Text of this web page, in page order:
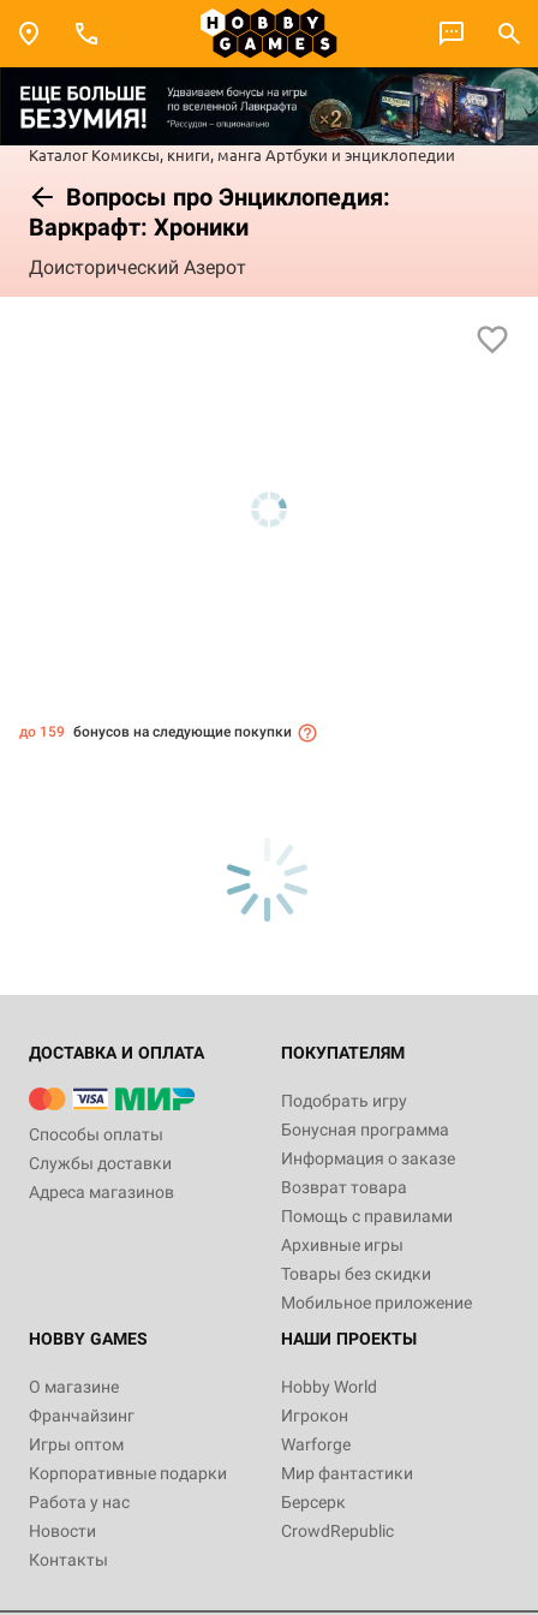
Каталог Комиксы, книги, манга Артбуки и энциклопедии
Вопросы про Энциклопедия:
Варкрафт: Хроники
Доисторический Азерот
до 159 бонусов на следующие покупки
ДОСТАВКА И ОПЛАТА
Способы оплаты
Службы доставки
Адреса магазинов
ПОКУПАТЕЛЯМ
Подобрать игру
Бонусная программа
Информация о заказе
Возврат товара
Помощь с правилами
Архивные игры
Товары без скидки
Мобильное приложение
HOBBY GAMES
О магазине
Франчайзинг
Игры оптом
Корпоративные подарки
Работа у нас
Новости
Контакты
НАШИ ПРОЕКТЫ
Hobby World
Игрокон
Warforge
Мир фантастики
Берсерк
CrowdRepublic